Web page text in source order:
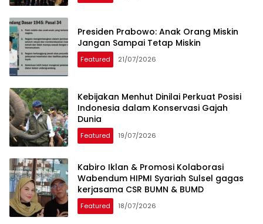
Presiden Prabowo: Anak Orang Miskin
Jangan Sampai Tetap Miskin
Featured 21/07/2026
Kebijakan Menhut Dinilai Perkuat Posisi
Indonesia dalam Konservasi Gajah
Dunia
Featured 19/07/2026
Kabiro Iklan & Promosi Kolaborasi
Wabendum HIPMI Syariah Sulsel gagas
kerjasama CSR BUMN & BUMD
Featured 18/07/2026